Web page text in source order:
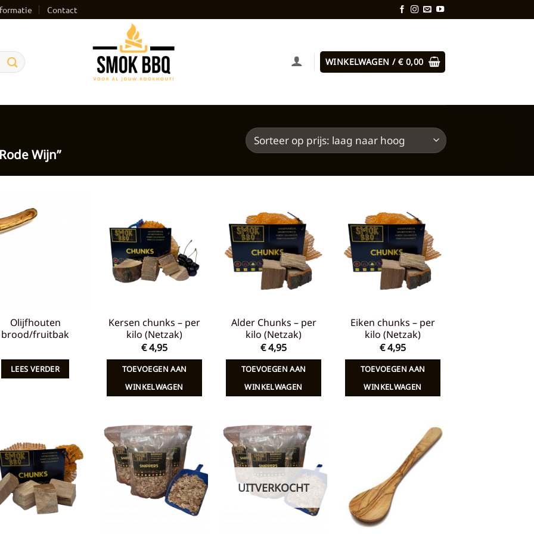
Contact
WINKELWAGEN / €0,00
Wijn”
Olijfhouten
brood/fruitbak
LEES VERDER
Toevoegen
aan
verlanglijst
Kersen chunks – per
kilo (Netzak)
€4,95
TOEVOEGEN AAN
WINKELWAGEN
Toevoegen
aan
verlanglijst
Alder Chunks – per
kilo (Netzak)
€4,95
TOEVOEGEN AAN
WINKELWAGEN
Toevoegen
aan
verlanglijst
Eiken chunks – per
kilo (Netzak)
€4,95
TOEVOEGEN AAN
WINKELWAGEN
Toevoegen
aan
verlanglijst
Toevoegen
aan
verlanglijst
Toevoegen
aan
verlanglijst
UITVERKOCHT
Toevoegen
aan
verlanglijst